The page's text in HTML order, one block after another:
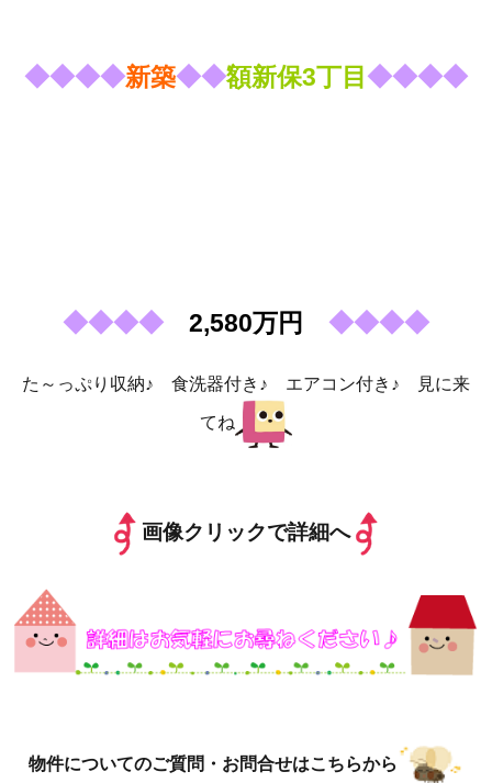
◆◆◆◆新築◆◆額新保3丁目 ◆◆◆◆
◆◆◆◆ 2,580万円 ◆◆◆◆
た～っぷり収納♪ 食洗器付き♪ エアコン付き♪ 見に来
てね
画像クリックで詳細へ
物件についてのご質問・お問合せはこちらから